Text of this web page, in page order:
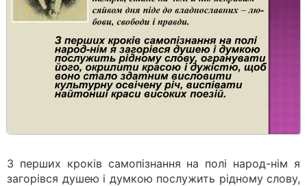
З перших кроків самопізнання на полі народ-нім я
загорівся душею і думкою послужить рідному слову,